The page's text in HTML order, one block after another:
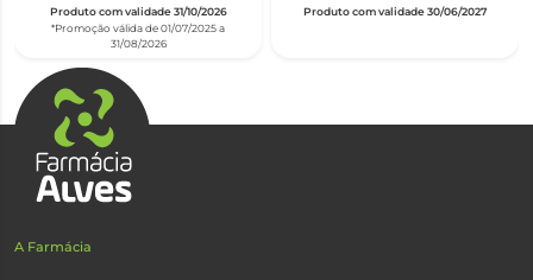
*Promoção válida de 01/07/2025 a
31/08/2026
Produto com validade 31/10/2026 Produto com validade 30/06/2027
A Farmácia